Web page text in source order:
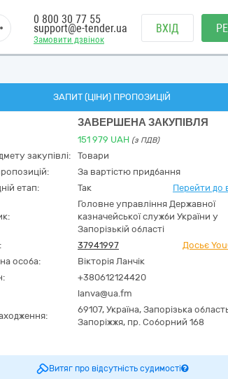
Замовити дзвінок
0 800 30 77 55
support@e-tender.ua ВХІД
ЗАПИТ (ЦІНИ) ПРОПОЗИЦІЙ
ЗАВЕРШЕНА ЗАКУПІВЛЯ
151 979 UAH (з ПДВ)
закупівлі:
Товари
За вартістю придбання
етап:
Так Перейти до
Головне управління Державної
казначейської служби України у
Запорізькій області
37941997
Досьє
особа:
Вікторія Ланчік
+380612124420
lanva@ua.fm
69107, Україна, Запорізька
Запоріжжя, пр. Соборний 168
Витяг про відсутність судимості